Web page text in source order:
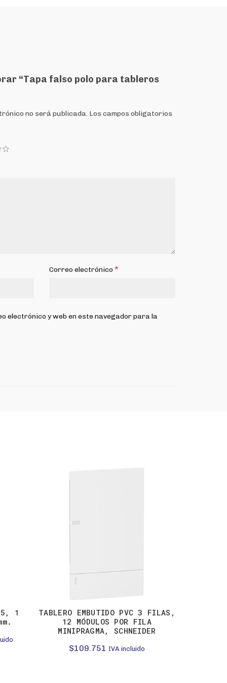
“Tapa falso polo para tableros
no será publicada. Los campos obligatorios
Correo electrónico*
electrónico y web en este navegador para la
1
TABLERO EMBUTIDO PVC 3 FILAS,
12 MÓDULOS POR FILA
MINIPRAGMA, SCHNEIDER
$109.751 IVA incluido